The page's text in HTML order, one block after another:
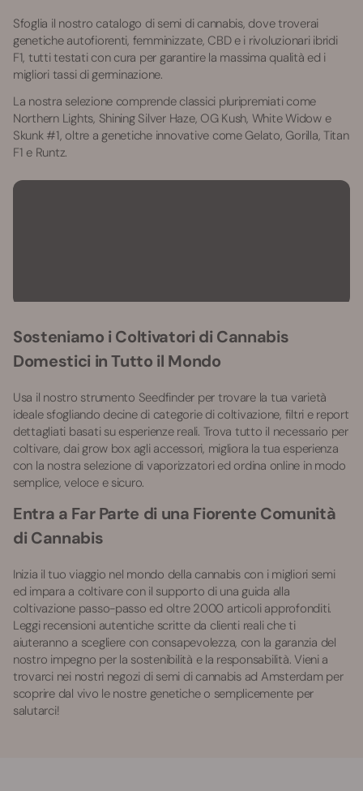
Sfoglia il nostro catalogo di semi di cannabis, dove troverai
genetiche autofiorenti, femminizzate, CBD e i rivoluzionari ibridi
F1, tutti testati con cura per garantire la massima qualità ed i
migliori tassi di germinazione.
La nostra selezione comprende classici pluripremiati come
Northern Lights, Shining Silver Haze, OG Kush, White Widow e
Skunk #1, oltre a genetiche innovative come Gelato, Gorilla, Titan
F1 e Runtz.
Sosteniamo i Coltivatori di Cannabis
Domestici in Tutto il Mondo
Usa il nostro strumento Seedfinder per trovare la tua varietà
ideale sfogliando decine di categorie di coltivazione, filtri e report
dettagliati basati su esperienze reali. Trova tutto il necessario per
coltivare, dai grow box agli accessori, migliora la tua esperienza
con la nostra selezione di vaporizzatori ed ordina online in modo
semplice, veloce e sicuro.
Entra a Far Parte di una Fiorente Comunità
di Cannabis
Inizia il tuo viaggio nel mondo della cannabis con i migliori semi
ed impara a coltivare con il supporto di una guida alla
coltivazione passo-passo ed oltre 2000 articoli approfonditi.
Leggi recensioni autentiche scritte da clienti reali che ti
aiuteranno a scegliere con consapevolezza, con la garanzia del
nostro impegno per la sostenibilità e la responsabilità. Vieni a
trovarci nei nostri negozi di semi di cannabis ad Amsterdam per
scoprire dal vivo le nostre genetiche o semplicemente per
salutarci!